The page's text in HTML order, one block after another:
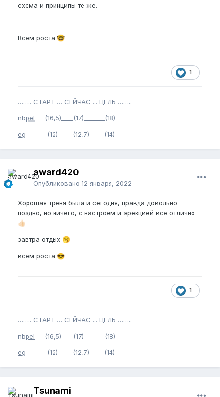
схема и принципы те же.
Всем роста 🤓
1
…….. СТАРТ … СЕЙЧАС ... ЦЕЛЬ ……..
nbpel (16,5)____(17)_______(18)
eg (12)_____(12,7)_____(14)
award420
Опубликовано 12 января, 2022
Хорошая треня была и сегодня, правда довольно
поздно, но ничего, с настроем и эрекцией всё отлично
👍🏻
завтра отдых 🥱
всем роста 😎
1
…….. СТАРТ … СЕЙЧАС ... ЦЕЛЬ ……..
nbpel (16,5)____(17)_______(18)
eg (12)_____(12,7)_____(14)
Tsunami